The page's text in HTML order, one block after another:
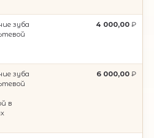
зуба
4 000,00
зуба
в
6 000,00